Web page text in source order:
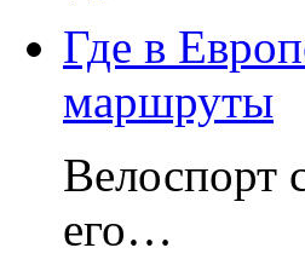
Где в
маршруты
Велоспорт
его…